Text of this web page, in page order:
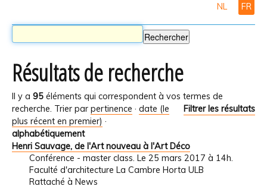
NL FR
Résultats de recherche
Il y a 95 éléments qui correspondent à vos termes de
recherche.
Filtrer les résultats
Trier par pertinence · date (le
plus récent en premier) ·
alphabétiquement
Henri Sauvage, de l'Art nouveau à l'Art Déco
Conférence - master class. Le 25 mars 2017 à 14h.
Faculté d'architecture La Cambre Horta ULB
Rattaché à News